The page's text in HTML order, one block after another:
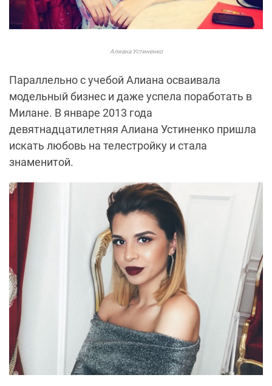
Алиана Устиненко
Параллельно с учебой Алиана осваивала
модельный бизнес и даже успела поработать в
Милане. В январе 2013 года
девятнадцатилетняя Алиана Устиненко пришла
искать любовь на телестройку и стала
знаменитой.